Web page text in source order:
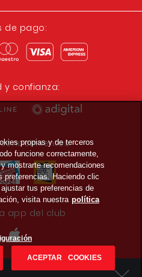
de pago:
y confianza:
app del club
propias y de terceros
funcione correctamente,
mostrarte recomendaciones
preferencias. Haciendo clic
ajustar tus preferencias de
visita nuestra política
ACEPTAR COOKIES